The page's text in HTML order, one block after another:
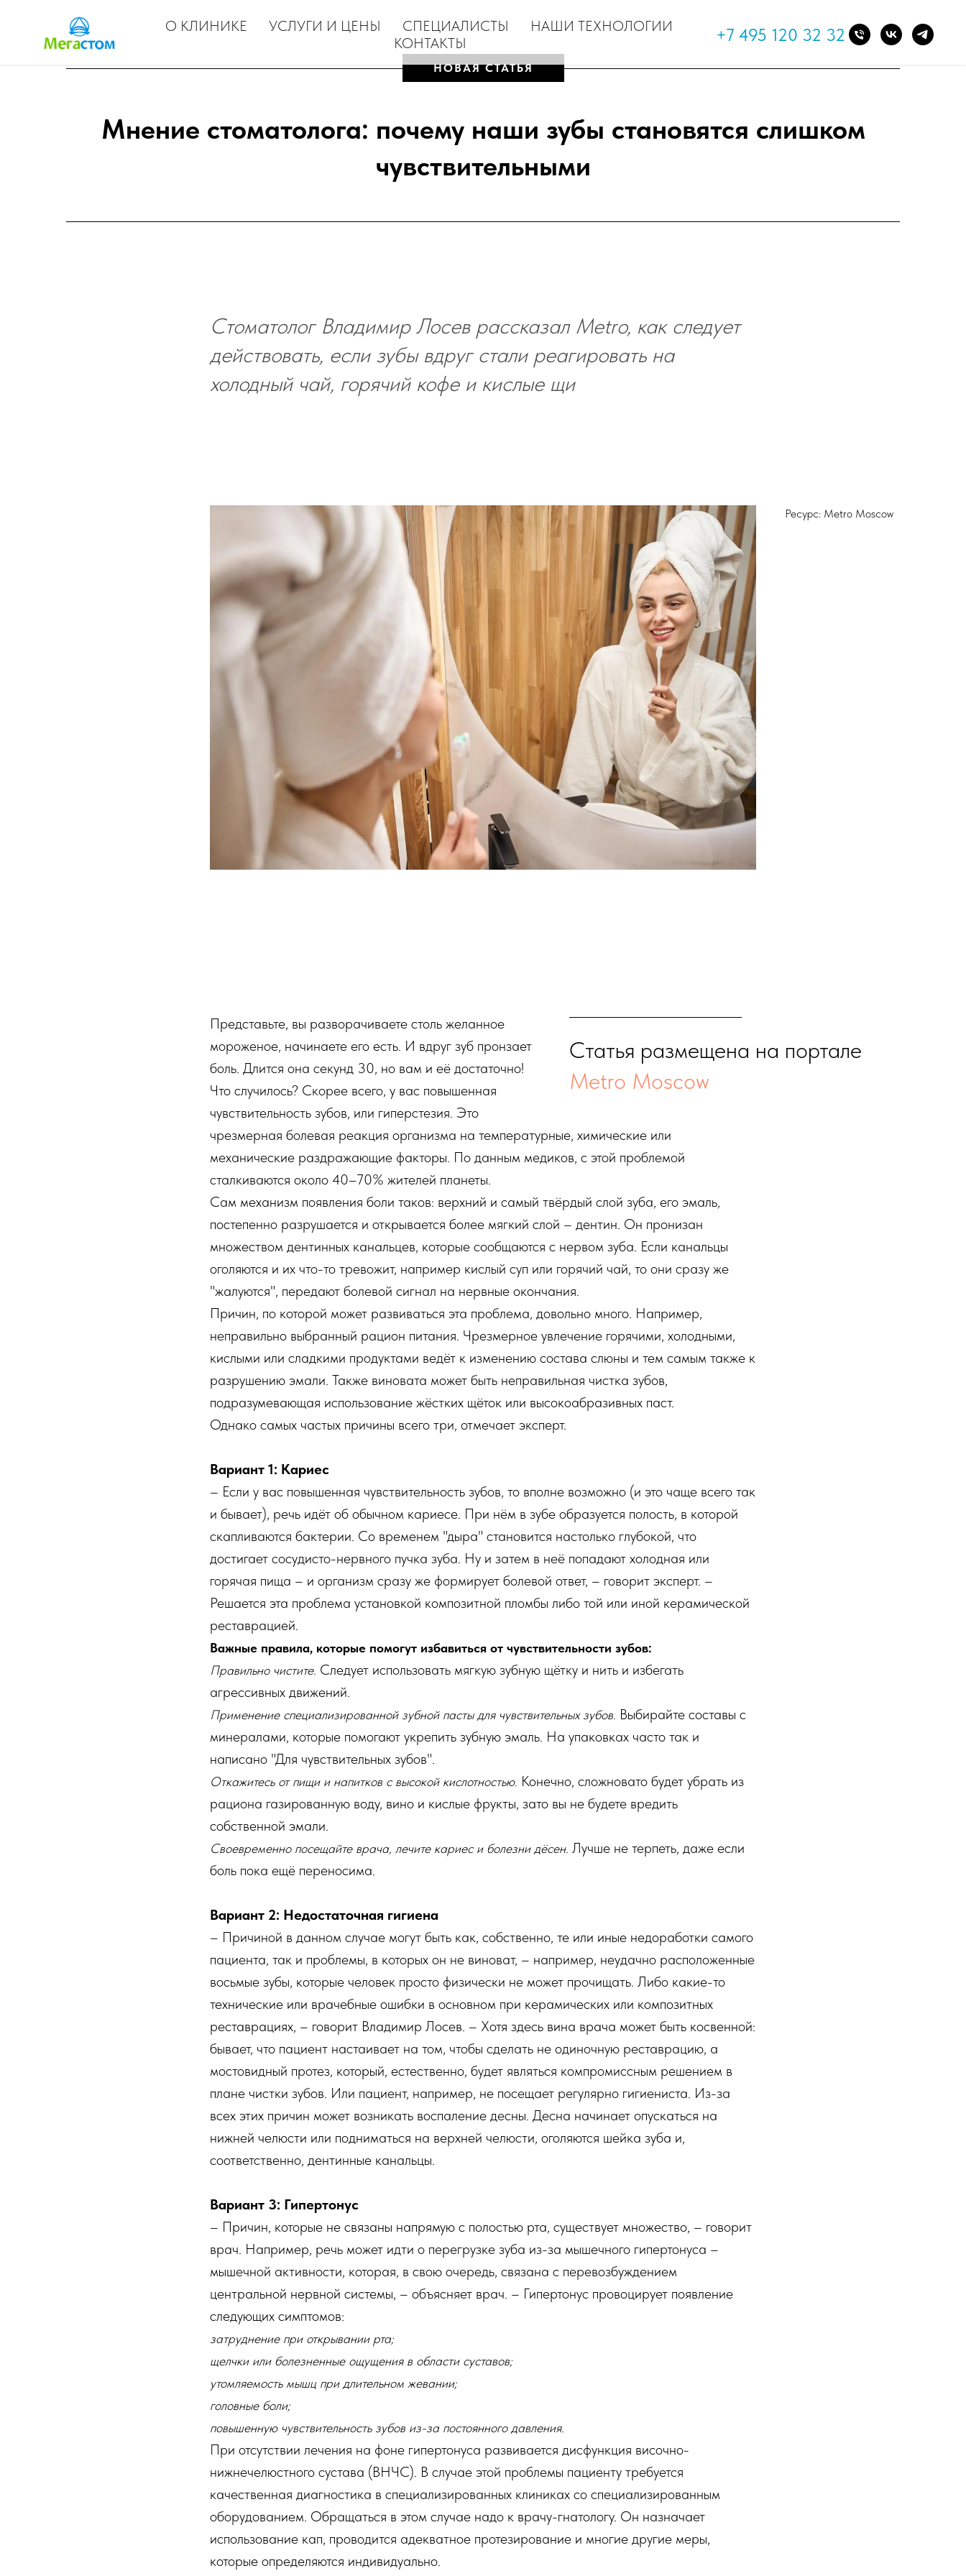
О КЛИНИКЕ УСЛУГИ И ЦЕНЫ СПЕЦИАЛИСТЫ
НАШИ ТЕХНОЛОГИИ
КОНТАКТЫ
+7 495 120 32 32
НОВАЯ СТАТЬЯ
Мнение стоматолога: почему наши зубы становятся слишком
чувствительными
Стоматолог Владимир Лосев рассказал Metro, как следует
действовать, если зубы вдруг стали реагировать на
холодный чай, горячий кофе и кислые щи
Ресурс: Metro Moscow
Статья размещена на портале
Metro Moscow
Представьте, вы разворачиваете столь желанное
мороженое, начинаете его есть. И вдруг зуб пронзает
боль. Длится она секунд 30, но вам и её достаточно!
Что случилось? Скорее всего, у вас повышенная
чувствительность зубов, или гиперстезия. Это
чрезмерная болевая реакция организма на температурные, химические или
механические раздражающие факторы. По данным медиков, с этой проблемой
сталкиваются около 40–70% жителей планеты.
Сам механизм появления боли таков: верхний и самый твёрдый слой зуба, его эмаль,
постепенно разрушается и открывается более мягкий слой – дентин. Он пронизан
множеством дентинных канальцев, которые сообщаются с нервом зуба. Если канальцы
оголяются и их что-то тревожит, например кислый суп или горячий чай, то они сразу же
"жалуются", передают болевой сигнал на нервные окончания.
Причин, по которой может развиваться эта проблема, довольно много. Например,
неправильно выбранный рацион питания. Чрезмерное увлечение горячими, холодными,
кислыми или сладкими продуктами ведёт к изменению состава слюны и тем самым также к
разрушению эмали. Также виновата может быть неправильная чистка зубов,
подразумевающая использование жёстких щёток или высокоабразивных паст.
Однако самых частых причины всего три, отмечает эксперт.
Вариант 1: Кариес
– Если у вас повышенная чувствительность зубов, то вполне возможно (и это чаще всего так
и бывает), речь идёт об обычном кариесе. При нём в зубе образуется полость, в которой
скапливаются бактерии. Со временем "дыра" становится настолько глубокой, что
достигает сосудисто-нервного пучка зуба. Ну и затем в неё попадают холодная или
горячая пища – и организм сразу же формирует болевой ответ, – говорит эксперт. –
Решается эта проблема установкой композитной пломбы либо той или иной керамической
реставрацией.
Важные правила, которые помогут избавиться от чувствительности зубов:
Правильно чистите. Следует использовать мягкую зубную щётку и нить и избегать
агрессивных движений.
Применение специализированной зубной пасты для чувствительных зубов. Выбирайте составы с
минералами, которые помогают укрепить зубную эмаль. На упаковках часто так и
написано "Для чувствительных зубов".
Откажитесь от пищи и напитков с высокой кислотностью. Конечно, сложновато будет убрать из
рациона газированную воду, вино и кислые фрукты, зато вы не будете вредить
собственной эмали.
Своевременно посещайте врача, лечите кариес и болезни дёсен. Лучше не терпеть, даже если
боль пока ещё переносима.
Вариант 2: Недостаточная гигиена
– Причиной в данном случае могут быть как, собственно, те или иные недоработки самого
пациента, так и проблемы, в которых он не виноват, – например, неудачно расположенные
восьмые зубы, которые человек просто физически не может прочищать. Либо какие-то
технические или врачебные ошибки в основном при керамических или композитных
реставрациях, – говорит Владимир Лосев. – Хотя здесь вина врача может быть косвенной:
бывает, что пациент настаивает на том, чтобы сделать не одиночную реставрацию, а
мостовидный протез, который, естественно, будет являться компромиссным решением в
плане чистки зубов. Или пациент, например, не посещает регулярно гигиениста. Из-за
всех этих причин может возникать воспаление десны. Десна начинает опускаться на
нижней челюсти или подниматься на верхней челюсти, оголяются шейка зуба и,
соответственно, дентинные канальцы.
Вариант 3: Гипертонус
– Причин, которые не связаны напрямую с полостью рта, существует множество, – говорит
врач. Например, речь может идти о перегрузке зуба из-за мышечного гипертонуса –
мышечной активности, которая, в свою очередь, связана с перевозбуждением
центральной нервной системы, – объясняет врач. – Гипертонус провоцирует появление
следующих симптомов:
затруднение при открывании рта;
щелчки или болезненные ощущения в области суставов;
утомляемость мышц при длительном жевании;
головные боли;
повышенную чувствительность зубов из-за постоянного давления.
При отсутствии лечения на фоне гипертонуса развивается дисфункция височно-
нижнечелюстного сустава (ВНЧС). В случае этой проблемы пациенту требуется
качественная диагностика в специализированных клиниках со специализированным
оборудованием. Обращаться в этом случае надо к врачу-гнатологу. Он назначает
использование кап, проводится адекватное протезирование и многие другие меры,
которые определяются индивидуально.